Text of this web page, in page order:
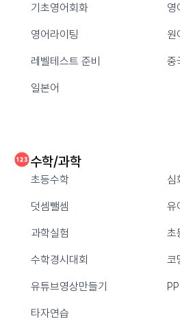
기초영어회화 영
영어라이팅 원
레벨테스트 준비 중
일본어
수학/과학
초등수학 심
덧셈뺄셈 유
과학실험 초
수학경시대회 코
유튜브영상만들기
타자연습